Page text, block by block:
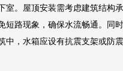
。屋顶安装需考虑建筑结构
路现象，确保水流畅通。同
，水箱应设有抗震支架或防